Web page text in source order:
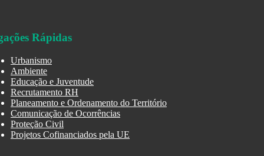
Rápidas
Urbanismo
Ambiente
Educação e Juventude
Recrutamento RH
Planeamento e Ordenamento do Território
Comunicação de Ocorrências
Proteção Civil
Projetos Cofinanciados pela UE